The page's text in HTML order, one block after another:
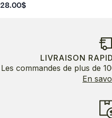
28.00$
LIVRAISON
Les commandes de plus de
En